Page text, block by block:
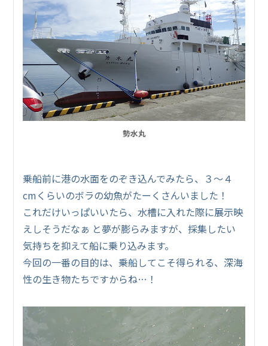
勢水丸
乗船前に港の水面をのぞき込んでみたら、３～４
cmくらいのボラの幼魚がたーくさんいました！
これだけいっぱいいたら、水槽に入れた際に展示映
えしそうだなぁ と夢が膨らみますが、採集したい
気持ちを抑えて船に乗り込みます。
今回の一番の目的は、乗船してこそ得られる、深海
性の生き物たちですからね…！